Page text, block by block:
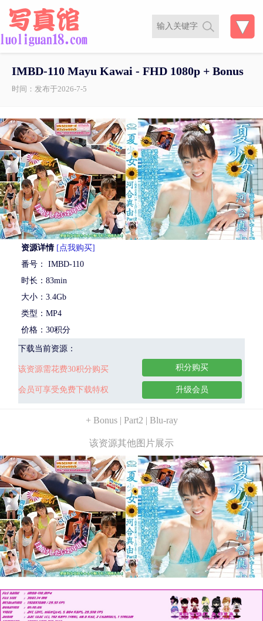
IMBD-110 Mayu Kawai - FHD 1080p + Bonus
时间：发布于2026-7-5
资源详情 [点我购买]
番号： IMBD-110
时长：83min
大小：3.4Gb
类型：MP4
价格：30积分
下载当前资源：
该资源需花费30积分购买
会员可享受免费下载特权
积分购买
升级会员
+ Bonus | Part2 | Blu-ray
该资源其他图片展示